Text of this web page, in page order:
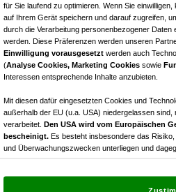
voll aufgeschlossenes
für Sie laufend zu optimieren. Wenn Sie
auf Ihrem Gerät speichern und darauf zugreifen,
durch die Verarbeitung personenbezogener
werden. Diese Präferenzen werden unseren
Einwilligung vorausgesetzt werden auch
(Analyse Cookies, Marketing Cookies sowie
Interessen entsprechende Inhalte anzubieten.
Mit diesen dafür eingesetzten Cookies und
außerhalb der EU (u.a. USA) niedergelassen
verarbeitet. Den USA wird vom Europäischen
bescheinigt. Es besteht insbesondere das
und Überwachungszwecken unterliegen und